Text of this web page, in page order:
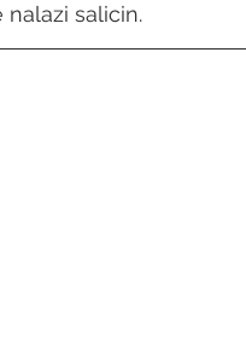
nalazi salicin.